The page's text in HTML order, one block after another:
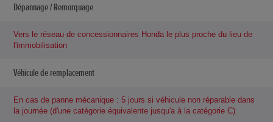
Dépannage / Remorquage
Vers le réseau de concessionnaires Honda le plus proche du lieu de
l'immobilisation
Véhicule de remplacement
En cas de panne mécanique : 5 jours si véhicule non réparable dans
la journée (d'une catégorie équivalente jusqu'a à la catégorie C)